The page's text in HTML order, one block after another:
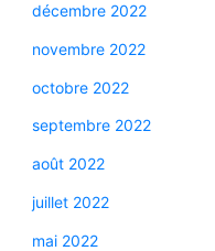
décembre 2022
novembre 2022
octobre 2022
septembre 2022
août 2022
juillet 2022
mai 2022